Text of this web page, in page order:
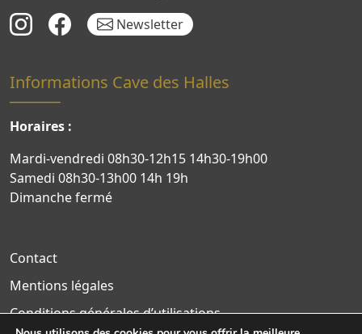
Newsletter
Informations Cave des Halles
Horaires :
Mardi-vendredi 08h30-12h15 14h30-19h00
Samedi 08h30-13h00 14h 19h
Dimanche fermé
Contact
Mentions légales
Conditions générales d’utilisations